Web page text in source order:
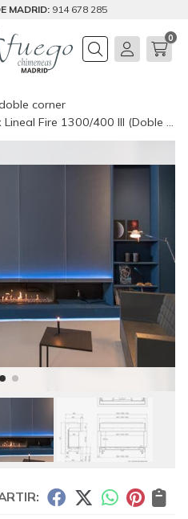
MADRID: 914 678 285
Buscar
0
corner
Chimenea gas Faber Matrix Lineal Fire 1300/400 III (Doble Corner)